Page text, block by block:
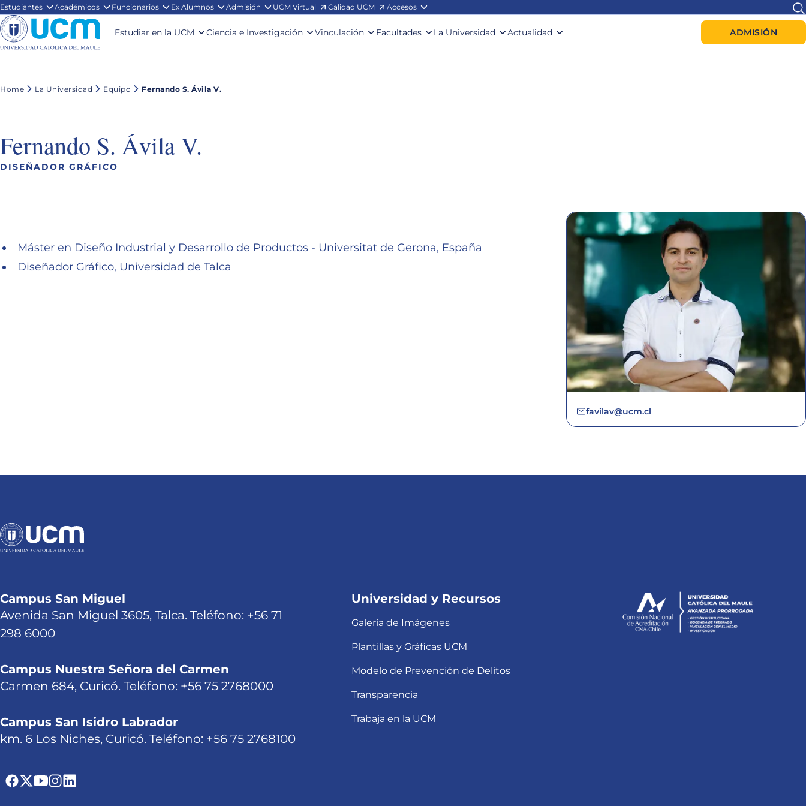
Estudiantes Académicos Funcionarios Ex Alumnos Admisión UCM Virtual Calidad UCM Accesos
Estudiar en la UCM Ciencia e Investigación Vinculación Facultades La Universidad Actualidad ADMISIÓN
Home La Universidad Equipo Fernando S. Ávila V.
Fernando S. Ávila V.
DISEÑADOR GRÁFICO
Máster en Diseño Industrial y Desarrollo de Productos - Universitat de Gerona, España
Diseñador Gráfico, Universidad de Talca
favilav@ucm.cl
Campus San Miguel
Avenida San Miguel 3605, Talca. Teléfono: +56 71
298 6000
Campus Nuestra Señora del Carmen
Carmen 684, Curicó. Teléfono: +56 75 2768000
Campus San Isidro Labrador
km. 6 Los Niches, Curicó. Teléfono: +56 75 2768100
Universidad y Recursos
Galería de Imágenes
Plantillas y Gráficas UCM
Modelo de Prevención de Delitos
Transparencia
Trabaja en la UCM